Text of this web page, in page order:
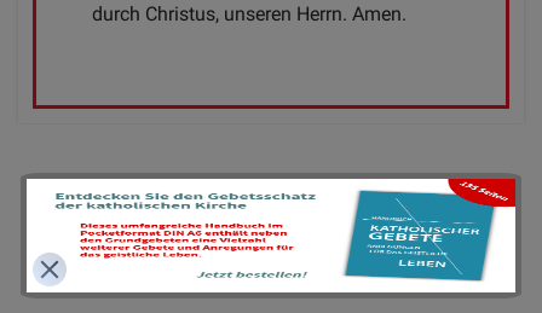
durch Christus, unseren Herrn. Amen.